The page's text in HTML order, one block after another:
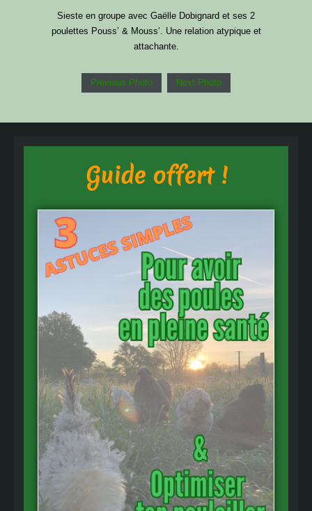
Sieste en groupe avec Gaëlle Dobignard et ses 2
poulettes Pouss’ & Mouss’. Une relation atypique et
attachante.
Previous Photo Next Photo
Guide offert !